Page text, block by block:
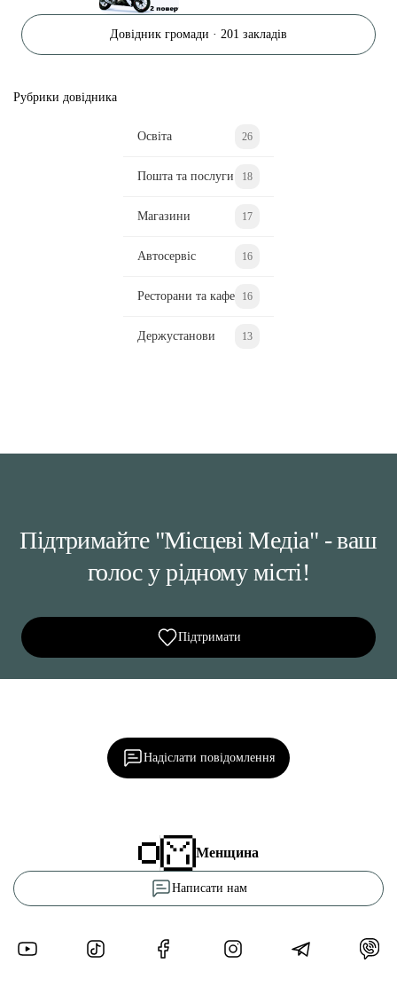
Довідник громади · 201 закладів
Рубрики довідника
Освіта 26
Пошта та послуги 18
Магазини 17
Автосервіс 16
Ресторани та кафе 16
Держустанови 13
Підтримайте "Місцеві Медіа" - ваш
голос у рідному місті!
Підтримати
Надіслати повідомлення
Менщина
Написати нам